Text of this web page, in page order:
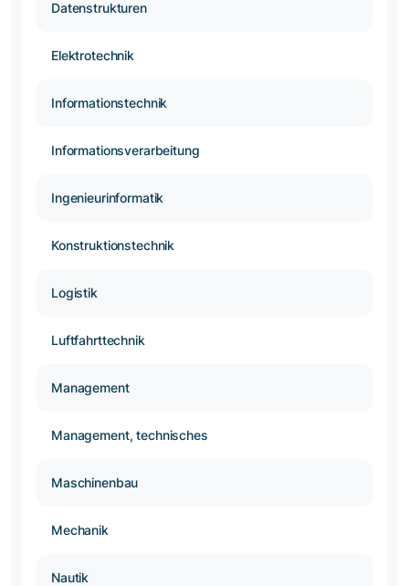
Datenstrukturen
Elektrotechnik
Informationstechnik
Informationsverarbeitung
Ingenieurinformatik
Konstruktionstechnik
Logistik
Luftfahrttechnik
Management
Management, technisches
Maschinenbau
Mechanik
Nautik